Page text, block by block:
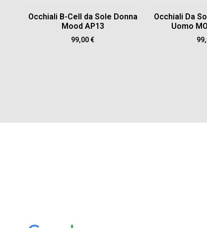
Occhiali B-Cell da Sole Donna
Mood AP13
99,00€
Occhiali Da
Uomo